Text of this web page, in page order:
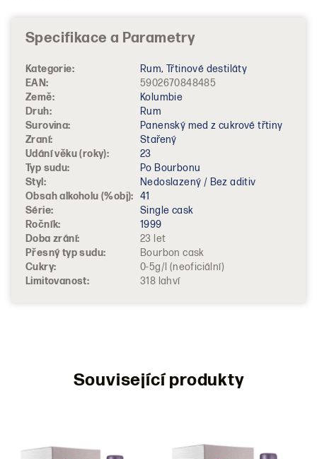
Kategorie:
Rum, Třtinové destiláty
EAN:
5902670848485
Země:
Kolumbie
Druh:
Rum
Surovina:
Panenský med z cukrové třtiny
Zraní:
Stařený
Udání věku (roky):
23
Typ sudu:
Po Bourbonu
Styl :
Nedoslazený / Bez aditiv
Obsah alkoholu (%obj): 41
Série:
Single cask
Ročník:
1999
Doba zrání:
23 let
Přesný typ sudu:
Bourbon cask
Cukry:
0-5g/l (neoficiální)
Limitovanost: 318 lahví
Související produkty